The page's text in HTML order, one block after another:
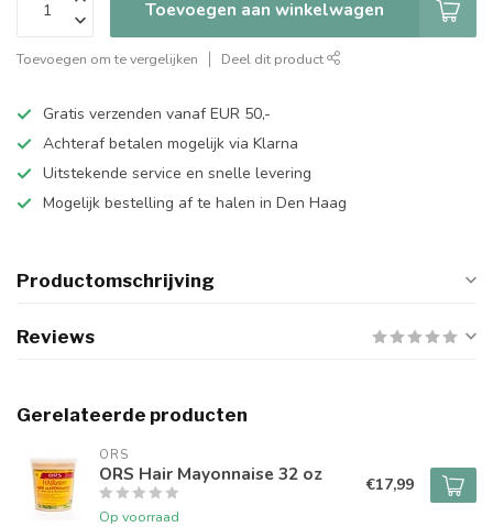
Toevoegen aan winkelwagen
Toevoegen om te vergelijken Deel dit product
Gratis verzenden vanaf EUR 50,-
Achteraf betalen mogelijk via Klarna
Uitstekende service en snelle levering
Mogelijk bestelling af te halen in Den Haag
Productomschrijving
Reviews
Gerelateerde producten
ORS
ORS Hair Mayonnaise 32 oz
Op voorraad
€17,99